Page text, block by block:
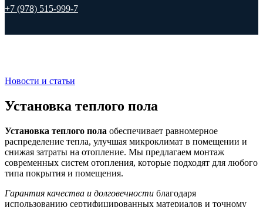
+7 (978) 515-999-7
Новости и статьи
Установка теплого пола
Установка теплого пола обеспечивает равномерное
распределение тепла, улучшая микроклимат в помещении и
снижая затраты на отопление. Мы предлагаем монтаж
современных систем отопления, которые подходят для любого
типа покрытия и помещения.
Гарантия качества и долговечности благодаря
использованию сертифицированных материалов и точному